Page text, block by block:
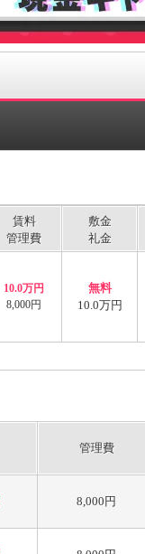
賃料
管理費
敷金
礼金
10.0万円
8,000円
無料
10.0万円
管理費
8,000円